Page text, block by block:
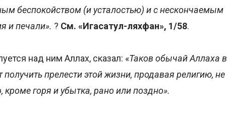
беспокойством (и усталостью) и с нескончаемым
и печали». ? См. «Игасатул-ляхфан», 1/58.
над ним Аллах, сказал: «Таков обычай Аллаха в
получить прелести этой жизни, продавая религию, не
кроме горя и убытка, рано или поздно».